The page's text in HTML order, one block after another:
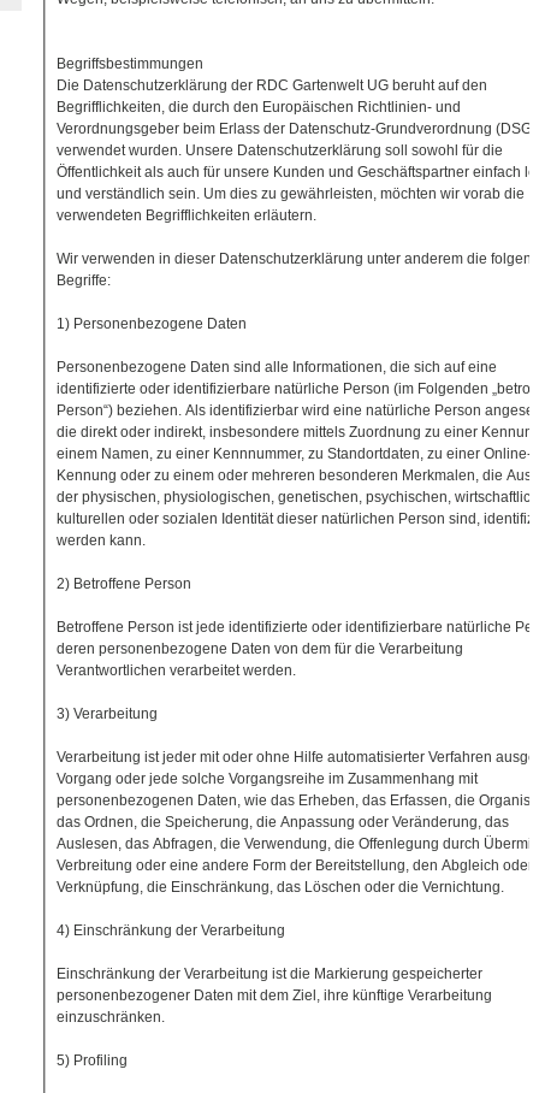
Begriffsbestimmungen
Die Datenschutzerklärung der RDC Gartenwelt UG beruht auf den
Begrifflichkeiten, die durch den Europäischen Richtlinien- und
Verordnungsgeber beim Erlass der Datenschutz-Grundverordnung
verwendet wurden. Unsere Datenschutzerklärung soll sowohl für die
Öffentlichkeit als auch für unsere Kunden und Geschäftspartner einfach
und verständlich sein. Um dies zu gewährleisten, möchten wir vorab die
verwendeten Begrifflichkeiten erläutern.
Wir verwenden in dieser Datenschutzerklärung unter anderem die
Begriffe:
1) Personenbezogene Daten
Personenbezogene Daten sind alle Informationen, die sich auf eine
identifizierte oder identifizierbare natürliche Person (im Folgenden
Person“) beziehen. Als identifizierbar wird eine natürliche Person
die direkt oder indirekt, insbesondere mittels Zuordnung zu einer
einem Namen, zu einer Kennnummer, zu Standortdaten, zu einer Online-
Kennung oder zu einem oder mehreren besonderen Merkmalen, die
der physischen, physiologischen, genetischen, psychischen,
kulturellen oder sozialen Identität dieser natürlichen Person sind,
werden kann.
2) Betroffene Person
Betroffene Person ist jede identifizierte oder identifizierbare natürliche
deren personenbezogene Daten von dem für die Verarbeitung
Verantwortlichen verarbeitet werden.
3) Verarbeitung
Verarbeitung ist jeder mit oder ohne Hilfe automatisierter Verfahren
Vorgang oder jede solche Vorgangsreihe im Zusammenhang mit
personenbezogenen Daten, wie das Erheben, das Erfassen, die
das Ordnen, die Speicherung, die Anpassung oder Veränderung, das
Auslesen, das Abfragen, die Verwendung, die Offenlegung durch
Verbreitung oder eine andere Form der Bereitstellung, den Abgleich oder
Verknüpfung, die Einschränkung, das Löschen oder die Vernichtung.
4) Einschränkung der Verarbeitung
Einschränkung der Verarbeitung ist die Markierung gespeicherter
personenbezogener Daten mit dem Ziel, ihre künftige Verarbeitung
einzuschränken.
5) Profiling